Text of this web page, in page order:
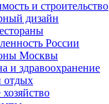
и строительство
дизайн
России
Москвы
и здравоохранение
отдых